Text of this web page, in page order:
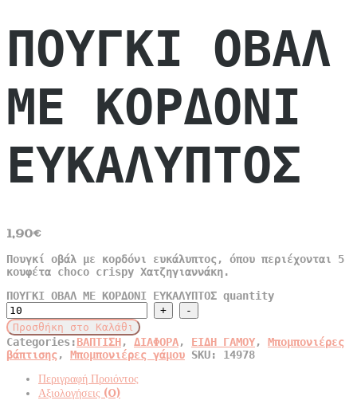
ΠΟΥΓΚΙ ΟΒΑΛ
ΜΕ ΚΟΡΔΟΝΙ
ΕΥΚΑΛΥΠΤΟΣ
1,90€
Πουγκί οβάλ με κορδόνι ευκάλυπτος, όπου περιέχονται 5
κουφέτα choco crispy Χατζηγιαννάκη.
ΠΟΥΓΚΙ ΟΒΑΛ ΜΕ ΚΟΡΔΟΝΙ ΕΥΚΑΛΥΠΤΟΣ quantity
Προσθήκη στο Καλάθι
Categories:ΒΑΠΤΙΣΗ, ΔΙΑΦΟΡΑ, ΕΙΔΗ ΓΑΜΟΥ, Μπομπονιέρες
βάπτισης, Μπομπονιέρες γάμου SKU: 14978
Περιγραφή Προιόντος
Αξιολογήσεις (0)